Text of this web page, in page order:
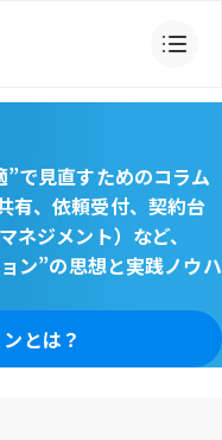
で見直すためのコラム
有、依頼受付、契約台
ネジメント）など、
ン”の思想と実践ノウハ
とは？